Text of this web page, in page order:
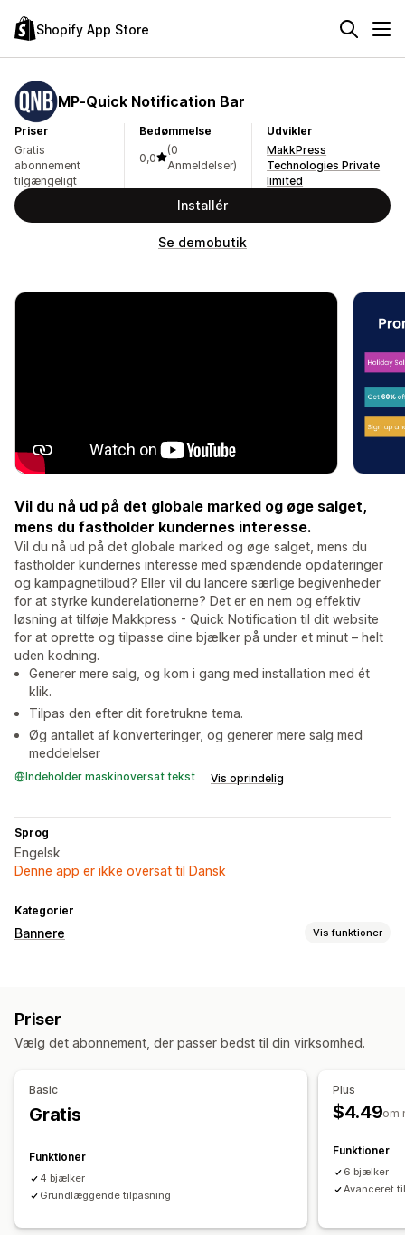
Shopify App Store
MP‑Quick Notification Bar
Priser
Gratis
abonnement
tilgængeligt
Bedømmelse
0,0
(0
Anmeldelser)
Udvikler
MakkPress
Technologies Private
limited
Installér
Se demobutik
Vil du nå ud på det globale marked og øge salget,
mens du fastholder kundernes interesse.
Vil du nå ud på det globale marked og øge salget, mens du
fastholder kundernes interesse med spændende opdateringer
og kampagnetilbud? Eller vil du lancere særlige begivenheder
for at styrke kunderelationerne? Det er en nem og effektiv
løsning at tilføje Makkpress - Quick Notification til dit website
for at oprette og tilpasse dine bjælker på under et minut – helt
uden kodning.
Generer mere salg, og kom i gang med installation med ét
klik.
Tilpas den efter dit foretrukne tema.
Øg antallet af konverteringer, og generer mere salg med
meddelelser
Indeholder maskinoversat tekst Vis oprindelig
Sprog
Engelsk
Denne app er ikke oversat til Dansk
Kategorier
Bannere Vis funktioner
Promovering
Analyser i realtid
Priser
Vælg det abonnement, der passer bedst til din virksomhed.
Basic
Gratis
Funktioner
4 bjælker
Grundlæggende tilpasning
Plus
$4.49om
Funktioner
6 bjælker
Avanceret